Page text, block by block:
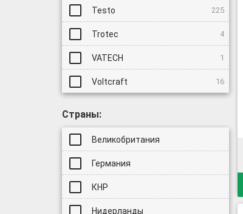
225
Testo
4
Trotec
1
VATECH
16
Voltcraft
Страны:
Великобритания
Германия
КНР
Нидерланды